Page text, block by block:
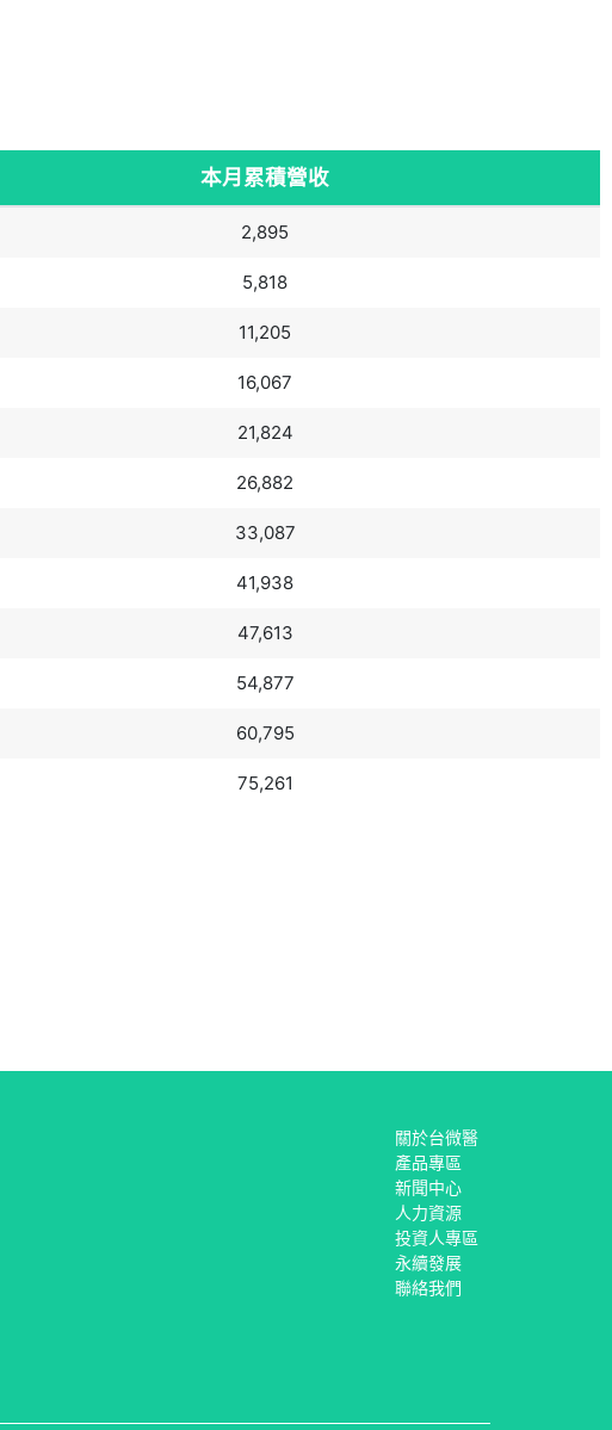
本月累積營收
2,895
5,818
11,205
16,067
21,824
26,882
33,087
41,938
47,613
54,877
60,795
75,261
關於台微醫
產品專區
新聞中心
人力資源
投資人專區
永續發展
聯絡我們